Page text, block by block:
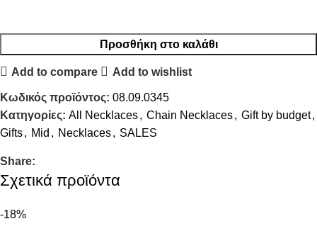
Προσθήκη στο καλάθι
Add to compare Add to wishlist
Κωδικός προϊόντος: 08.09.0345
Κατηγορίες: All Necklaces, Chain Necklaces, Gift by budget,
Gifts, Mid , Necklaces, SALES
Share:
Σχετικά προϊόντα
-18%